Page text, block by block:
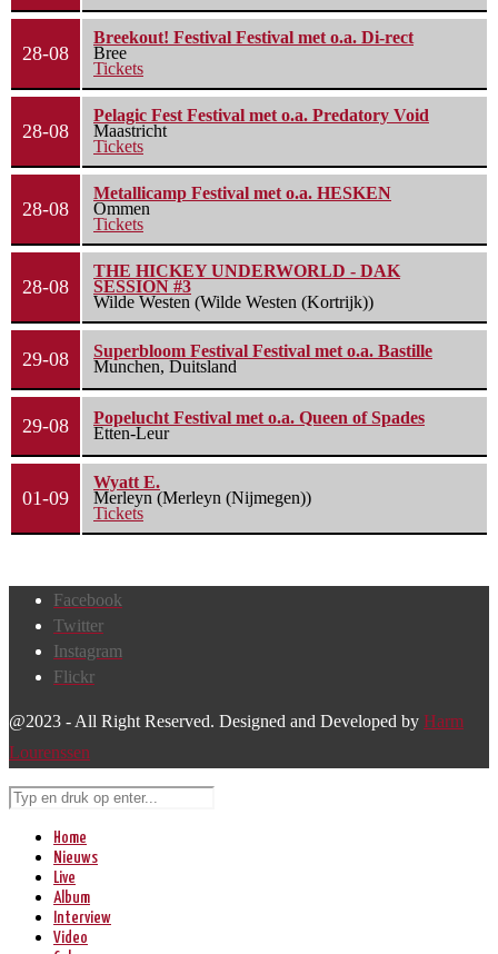
28-08
Breekout! Festival Festival met o.a. Di-rect
Bree
Tickets
28-08
Pelagic Fest Festival met o.a. Predatory Void
Maastricht
Tickets
28-08
Metallicamp Festival met o.a. HESKEN
Ommen
Tickets
28-08
THE HICKEY UNDERWORLD - DAK
SESSION #3
Wilde Westen (Wilde Westen (Kortrijk))
29-08
Superbloom Festival Festival met o.a. Bastille
Munchen, Duitsland
29-08
Popelucht Festival met o.a. Queen of Spades
Etten-Leur
01-09
Wyatt E.
Merleyn (Merleyn (Nijmegen))
Tickets
Facebook
Twitter
Instagram
Flickr
@2023 - All Right Reserved. Designed and Developed by Harm
Lourenssen
Home
Nieuws
Live
Album
Interview
Video